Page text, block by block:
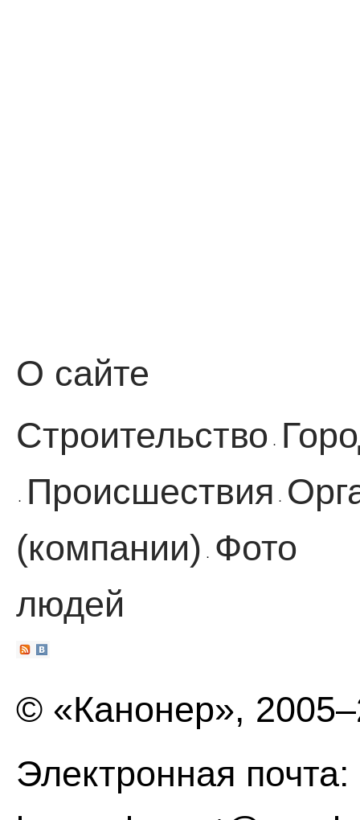
О сайте
Строительство ·
· Происшествия ·
(компании)
·
Фото
людей
© «Канонер»,
Электронная почта: